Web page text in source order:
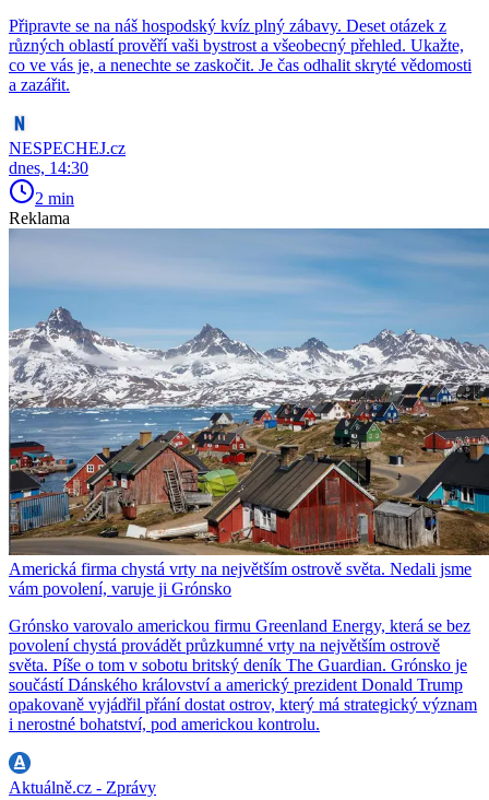
Připravte se na náš hospodský kvíz plný zábavy. Deset otázek z
různých oblastí prověří vaši bystrost a všeobecný přehled. Ukažte,
co ve vás je, a nenechte se zaskočit. Je čas odhalit skryté vědomosti
a zazářit.
NESPECHEJ.cz
dnes, 14:30
2 min
Reklama
Americká firma chystá vrty na největším ostrově světa. Nedali jsme
vám povolení, varuje ji Grónsko
Grónsko varovalo americkou firmu Greenland Energy, která se bez
povolení chystá provádět průzkumné vrty na největším ostrově
světa. Píše o tom v sobotu britský deník The Guardian. Grónsko je
součástí Dánského království a americký prezident Donald Trump
opakovaně vyjádřil přání dostat ostrov, který má strategický význam
i nerostné bohatství, pod americkou kontrolu.
Aktuálně.cz - Zprávy